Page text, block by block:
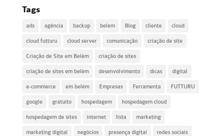
Tags
ads agência backup belem Blog cliente cloud
cloud futturu cloud server comunicação criação de site
Criação de Site em Belém criação de sites
criação de sites em belém desenvolvimento dicas digital
e-commerce em belém Empresas Ferramenta FUTTURU
google gratuito hospedagem hospedagem cloud
hospedagem de sites internet lista marketing
marketing digital negócios presença digital redes sociais